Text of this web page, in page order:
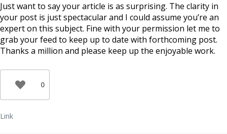
Just want to say your article is as surprising. The clarity in
your post is just spectacular and I could assume you’re an
expert on this subject. Fine with your permission let me to
grab your feed to keep up to date with forthcoming post.
Thanks a million and please keep up the enjoyable work.
0
Link